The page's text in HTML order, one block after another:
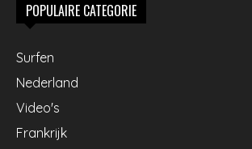
POPULAIRE CATEGORIE
Surfen
Nederland
Video's
Frankrijk